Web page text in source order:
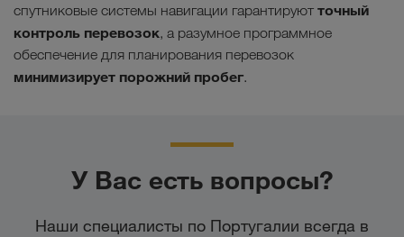
спутниковые системы навигации гарантируют точный
контроль перевозок, а разумное программное
обеспечение для планирования перевозок
минимизирует порожний пробег.
У Вас есть вопросы?
Наши специалисты по Португалии всегда в